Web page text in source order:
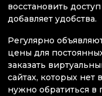
восстановить
добавляет удобства.
Регулярно
цены для
заказать
сайтах, которых нет
нужно обратиться в